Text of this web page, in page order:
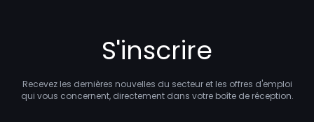
S'inscrire
Recevez les dernières nouvelles du secteur et les offres d'emploi
qui vous concernent, directement dans votre boîte de réception.